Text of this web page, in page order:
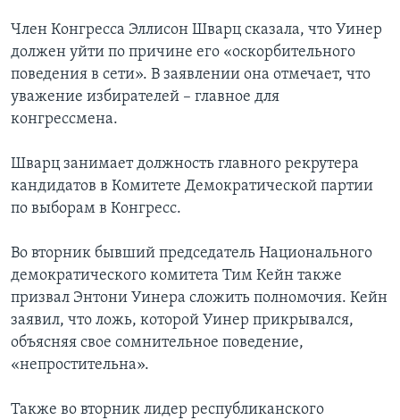
Член Конгресса Эллисон Шварц сказала, что Уинер
должен уйти по причине его «оскорбительного
поведения в сети». В заявлении она отмечает, что
уважение избирателей – главное для
конгрессмена.
Шварц занимает должность главного рекрутера
кандидатов в Комитете Демократической партии
по выборам в Конгресс.
Во вторник бывший председатель Национального
демократического комитета Тим Кейн также
призвал Энтони Уинера сложить полномочия. Кейн
заявил, что ложь, которой Уинер прикрывался,
объясняя свое сомнительное поведение,
«непростительна».
Также во вторник лидер республиканского